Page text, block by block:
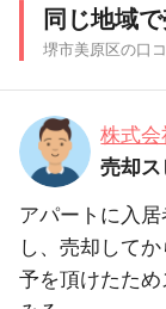
同じ地域
堺市美原区の口
株式
売却ス
アパートに入
し、売却して
予を頂けたた